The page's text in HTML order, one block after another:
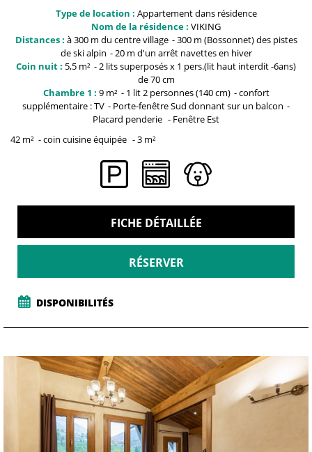
Type de location : Appartement dans résidence
Nom de la résidence : VIKING
Distances : à 300 m du centrevillage 300 m (Bossonnet)des pistes
de ski alpin
20 m d'un arrêt navettes en hiver
Coin nuit : 5,5 m²
2 lits superposés x 1 pers.(lit haut interdit -6ans)
de 70 cm
Chambre 1 : 9 m² 1 lit 2 personnes (140 cm)
confort
supplémentaire :TV Porte-fenêtreSud donnant sur un balcon
Placard penderie
Fenêtre Est
42 m² coin cuisine équipée 3 m²
FICHE DÉTAILLÉE
RÉSERVER
DISPONIBILITÉS